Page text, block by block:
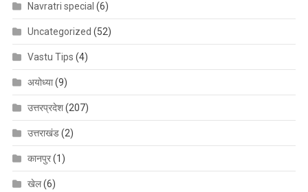
Navratri special (6)
Uncategorized (52)
Vastu Tips (4)
अयोध्या(9)
उत्तरप्रदेश(207)
उत्तराखंड(2)
कानपुर(1)
खेल(6)